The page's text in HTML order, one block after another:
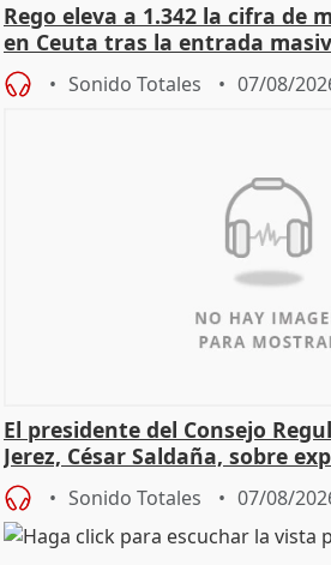
Rego eleva a 1.342 la cifra de
en Ceuta tras la entrada
Sonido Totales 07/08/
El presidente del Consejo
Jerez, César Saldaña, sobre
Sonido Totales 07/08/